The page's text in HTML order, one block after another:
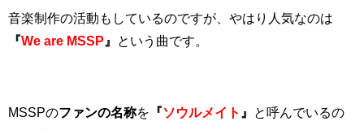
音楽制作の活動もしているのですが、やはり人気なのは
『We are MSSP 』 という曲です。
MSSPのファンの名称を 『ソウルメイト 』
と呼んでいるの